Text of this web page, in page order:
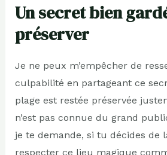
Un secret bien
préserver
Je ne peux m’empêcher de
culpabilité en partageant ce
plage est restée préservée
n’est pas connue du grand
je te demande, si tu décides de
respecter ce lieu magique